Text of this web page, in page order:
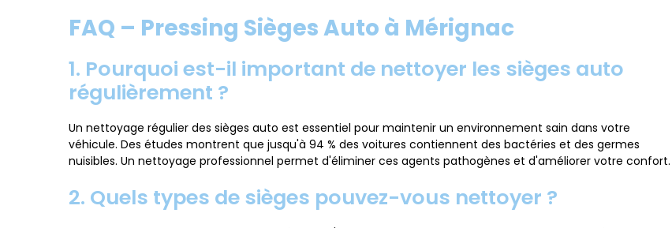
FAQ – Pressing Sièges Auto à Mérignac
1. Pourquoi est-il important de nettoyer les sièges auto
régulièrement ?
Un nettoyage régulier des sièges auto est essentiel pour maintenir un environnement sain dans votre
véhicule. Des études montrent que jusqu'à 94 % des voitures contiennent des bactéries et des germes
nuisibles. Un nettoyage professionnel permet d'éliminer ces agents pathogènes et d'améliorer votre confort.
2. Quels types de sièges pouvez-vous nettoyer ?